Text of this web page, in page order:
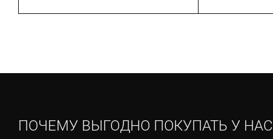
ПОЧЕМУ ВЫГОДНО ПОКУПАТЬ У НАС